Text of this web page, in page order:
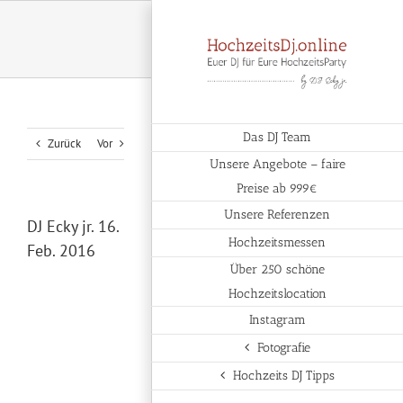
Das DJ Team
Unsere Angebote – faire
Preise ab 999€
Unsere Referenzen
Hochzeitsmessen
Über 250 schöne
Hochzeitslocation
Instagram
Fotografie
Hochzeits DJ Tipps
Zurück Vor
DJ Ecky jr. 16.
Feb. 2016